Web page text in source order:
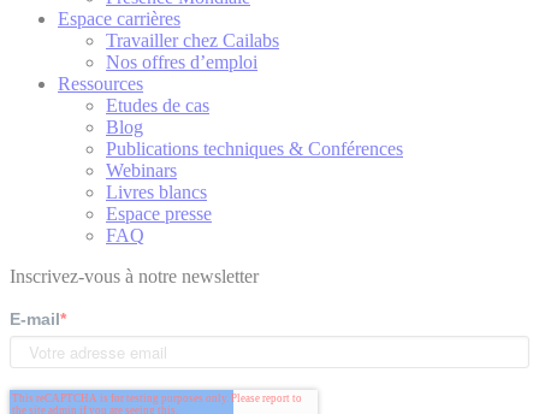
Espace carrières
Travailler chez Cailabs
Nos offres d’emploi
Ressources
Etudes de cas
Blog
Publications techniques & Conférences
Webinars
Livres blancs
Espace presse
FAQ
Inscrivez-vous à notre newsletter
E-mail*